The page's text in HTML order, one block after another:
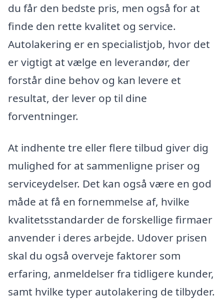
du får den bedste pris, men også for at
finde den rette kvalitet og service.
Autolakering er en specialistjob, hvor det
er vigtigt at vælge en leverandør, der
forstår dine behov og kan levere et
resultat, der lever op til dine
forventninger.
At indhente tre eller flere tilbud giver dig
mulighed for at sammenligne priser og
serviceydelser. Det kan også være en god
måde at få en fornemmelse af, hvilke
kvalitetsstandarder de forskellige firmaer
anvender i deres arbejde. Udover prisen
skal du også overveje faktorer som
erfaring, anmeldelser fra tidligere kunder,
samt hvilke typer autolakering de tilbyder.